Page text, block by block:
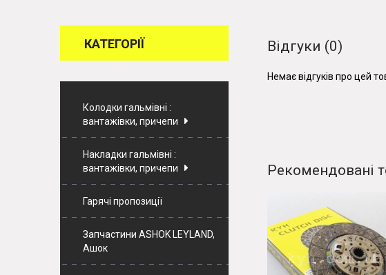
КАТЕГОРІЇ
Колодки гальмівні :
вантажівки, причепи
Накладки гальмівні :
вантажівки, причепи
Гарячі пропозиції
Запчастини ASHOK LEYLAND,
Ашок
Відгуки (0)
Немає відгуків про цей
Рекомендовані